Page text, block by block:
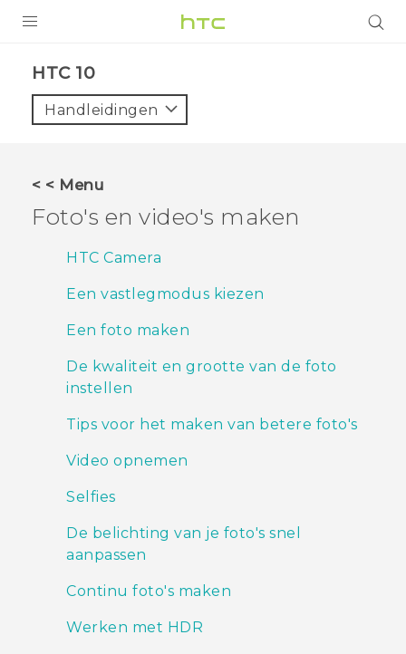
VIVE
HTC-apparaten & -accessoires
VIVERSE
Aanmelden
HTC 10‎
Handleidingen
< < Menu
Foto's en video's maken
HTC Camera
Een vastlegmodus kiezen
Een foto maken
De kwaliteit en grootte van de foto
instellen
Tips voor het maken van betere foto's
Video opnemen
Selfies
De belichting van je foto's snel
aanpassen
Continu foto's maken
Werken met HDR